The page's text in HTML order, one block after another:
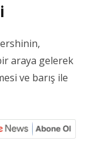
araya gelerek
ve barış ile